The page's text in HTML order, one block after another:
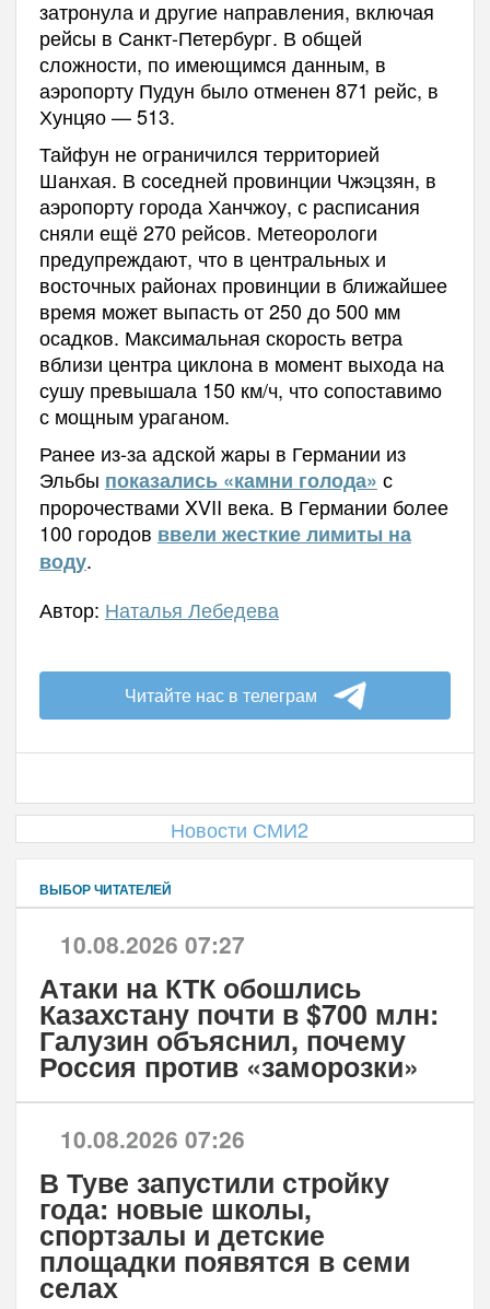
затронула и другие направления, включая
рейсы в Санкт-Петербург. В общей
сложности, по имеющимся данным, в
аэропорту Пудун было отменен 871 рейс, в
Хунцяо — 513.
Тайфун не ограничился территорией
Шанхая. В соседней провинции Чжэцзян, в
аэропорту города Ханчжоу, с расписания
сняли ещё 270 рейсов. Метеорологи
предупреждают, что в центральных и
восточных районах провинции в ближайшее
время может выпасть от 250 до 500 мм
осадков. Максимальная скорость ветра
вблизи центра циклона в момент выхода на
сушу превышала 150 км/ч, что сопоставимо
с мощным ураганом.
Ранее из-за адской жары в Германии из
Эльбы показались «камни голода» с
пророчествами XVII века. В Германии более
100 городов ввели жесткие лимиты на
воду.
Автор: Наталья Лебедева
Читайте нас в телеграм
Новости СМИ2
ВЫБОР ЧИТАТЕЛЕЙ
10.08.2026 07:27
Атаки на КТК обошлись
Казахстану почти в $700 млн:
Галузин объяснил, почему
Россия против «заморозки»
10.08.2026 07:26
В Туве запустили стройку
года: новые школы,
спортзалы и детские
площадки появятся в семи
селах